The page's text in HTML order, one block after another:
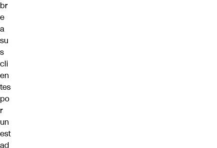
br
e
a
su
s
cli
en
tes
po
r
un
est
ad